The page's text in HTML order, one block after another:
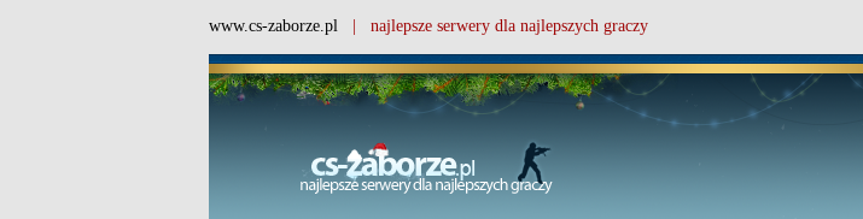
www.cs-zaborze.pl | najlepsze serwery dla najlepszych graczy